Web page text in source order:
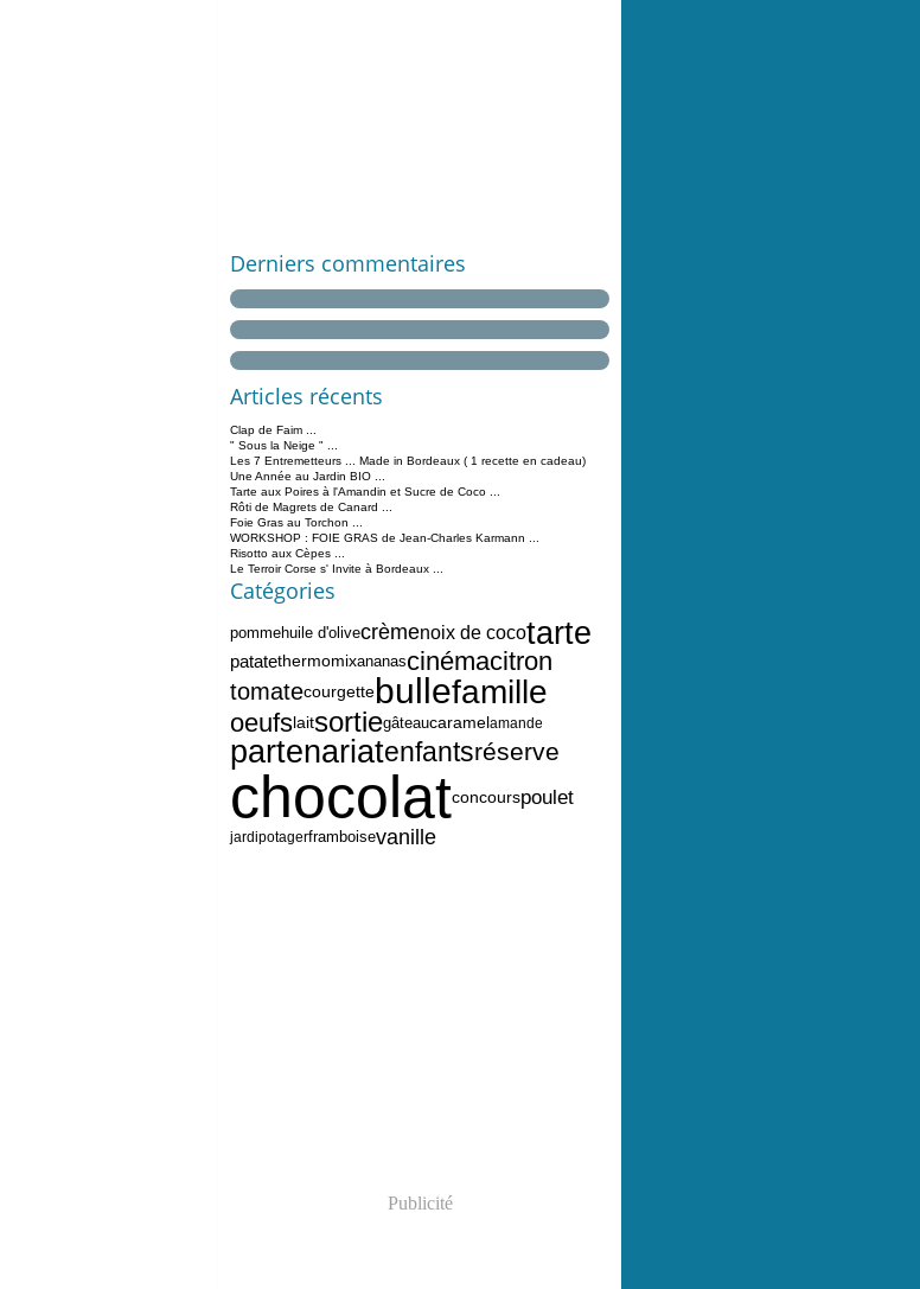
Derniers commentaires
Articles récents
Clap de Faim ...
" Sous la Neige " ...
Les 7 Entremetteurs ... Made in Bordeaux ( 1 recette en cadeau)
Une Année au Jardin BIO ...
Tarte aux Poires à l'Amandin et Sucre de Coco ...
Rôti de Magrets de Canard ...
Foie Gras au Torchon ...
WORKSHOP : FOIE GRAS de Jean-Charles Karmann ...
Risotto aux Cèpes ...
Le Terroir Corse s' Invite à Bordeaux ...
Catégories
pommehuile d'olivecrèmenoix de cocotarte
patatethermomixananascinémacitron
tomatecourgettebullefamille
oeufslaitsortiegâteaucaramelamande
partenariatenfantsréserve
chocolatconcourspoulet
jardipotagerframboisevanille
Publicité